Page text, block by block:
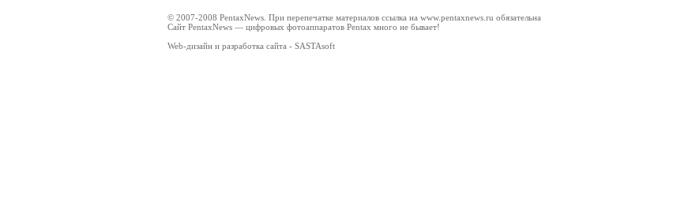
© 2007-2008 PentaxNews. При перепечатке материалов ссылка на www.pentaxnews.ru обязательна
Сайт PentaxNews — цифровых фотоаппаратов Pentax много не бывает!
Web-дизайн и разработка сайта - SASTAsoft